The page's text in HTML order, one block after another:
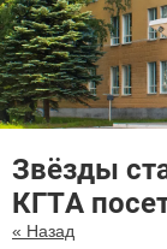
Звёзды
КГТА
« Назад